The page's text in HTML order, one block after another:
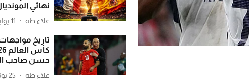
نهائي
علاء طه 11 يوليو 2026
تاريخ
حسن صاحب
علاء طه 25 يونيو 2026